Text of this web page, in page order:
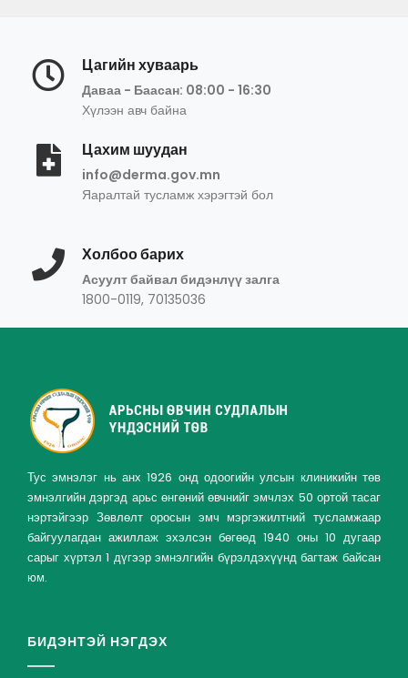
Цагийн хуваарь
Даваа - Баасан: 08:00 - 16:30
Хүлээн авч байна
Цахим шуудан
info@derma.gov.mn
Яаралтай тусламж хэрэгтэй бол
Холбоо барих
Асуулт байвал бидэнлүү залга
1800-0119, 70135036
Тус эмнэлэг нь анх 1926 онд одоогийн улсын клиникийн төв
эмнэлгийн дэргэд арьс өнгөний өвчнийг эмчлэх 50 ортой тасаг
нэртэйгээр Зөвлөлт оросын эмч мэргэжилтний тусламжаар
байгуулагдан ажиллаж эхэлсэн бөгөөд 1940 оны 10 дугаар
сарыг хүртэл 1 дүгээр эмнэлгийн бүрэлдэхүүнд багтаж байсан
юм.
БИДЭНТЭЙ НЭГДЭХ